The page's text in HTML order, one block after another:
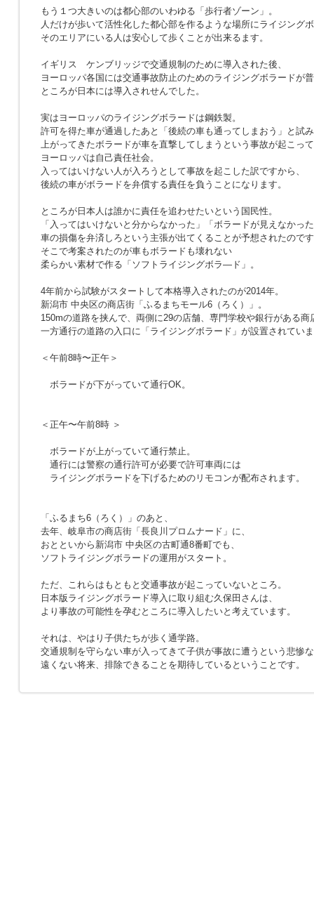
もう１つ大きいのは都心部のいわゆる「歩行者ゾーン」。
人だけが歩いて活性化した都心部を作るような場所にライジング
そのエリアにいる人は安心して歩くことが出来るます。
イギリス ケンブリッジで交通規制のために導入された後、
ヨーロッパ各国には交通事故防止のためのライジングボラードが
ところが日本には導入されせんでした。
実はヨーロッパのライジングボラードは鋼鉄製。
許可を得た車が通過したあと「後続の車も通ってしまおう」と試
上がってきたボラードが車を直撃してしまうという事故が起こっ
ヨーロッパは自己責任社会。
入ってはいけない人が入ろうとして事故を起こした訳ですから、
後続の車がボラードを弁償する責任を負うことになります。
ところが日本人は誰かに責任を追わせたいという国民性。
「入ってはいけないと分からなかった」「ボラードが見えなかっ
車の損傷を弁済しろという主張が出てくることが予想されたので
そこで考案されたのが車もボラードも壊れない
柔らかい素材で作る「ソフトライジングボラ―ド」。
4年前から試験がスタートして本格導入されたのが2014年。
新潟市 中央区の商店街「ふるまちモール6（ろく）」。
150mの道路を挟んで、両側に29の店舗、専門学校や銀行がある商
一方通行の道路の入口に「ライジングボラード」が設置されてい
＜午前8時〜正午＞
ボラードが下がっていて通行OK。
＜正午〜午前8時 ＞
ボラードが上がっていて通行禁止。
通行には警察の通行許可が必要で許可車両には
ライジングボラードを下げるためのリモコンが配布されます。
「ふるまち6（ろく）」のあと、
去年、岐阜市の商店街「長良川プロムナード」に、
おとといから新潟市 中央区の古町通8番町でも、
ソフトライジングボラードの運用がスタート。
ただ、これらはもともと交通事故が起こっていないところ。
日本版ライジングボラード導入に取り組む久保田さんは、
より事故の可能性を孕むところに導入したいと考えています。
それは、やはり子供たちが歩く通学路。
交通規制を守らない車が入ってきて子供が事故に遭うという悲惨
遠くない将来、排除できることを期待しているということです。